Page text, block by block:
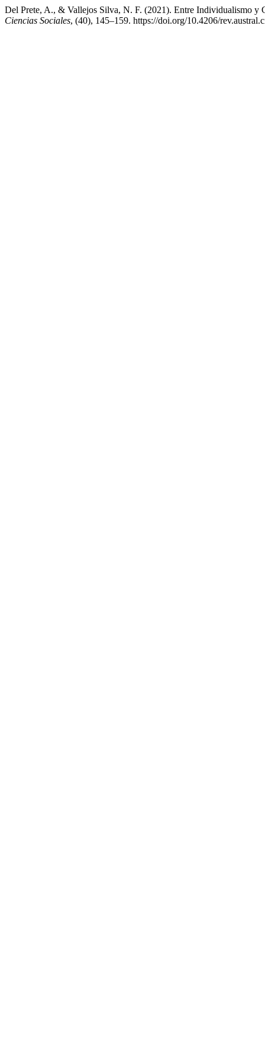
Del Prete, A., & Vallejos Silva, N. F. (2021). Entre Individualismo y
Ciencias Sociales, (40), 145–159. https://doi.org/10.4206/